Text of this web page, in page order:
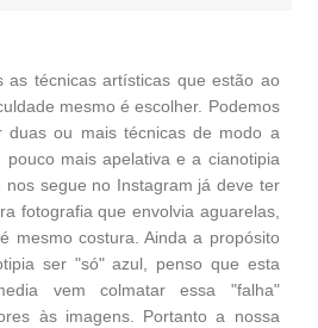
as técnicas artísticas que estão ao
mesmo é escolher. Podemos
duas ou mais técnicas de modo a
mais apelativa e a cianotipia
nos segue no Instagram já deve ter
fotografia que envolvia aguarelas,
mesmo costura. Ainda a propósito
ser "só" azul, penso que esta
vem colmatar essa "falha"
às imagens. Portanto a nossa